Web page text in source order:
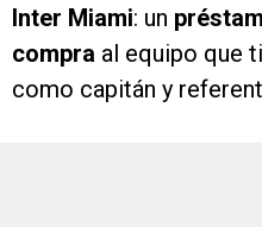
Inter Miami: un
compra al equipo que
como capitán y